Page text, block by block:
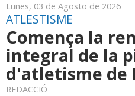
Lunes, 03 de Agosto de 2026
ATLESTISME
Comença la
integral de la
d'atletisme de
REDACCIÓ